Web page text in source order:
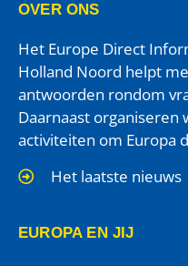
OVER ONS
Het Europe Direct
Holland Noord helpt
antwoorden rondom
Daarnaast organiseren
activiteiten om Europa
Het laatste nieuws
EUROPA EN JIJ